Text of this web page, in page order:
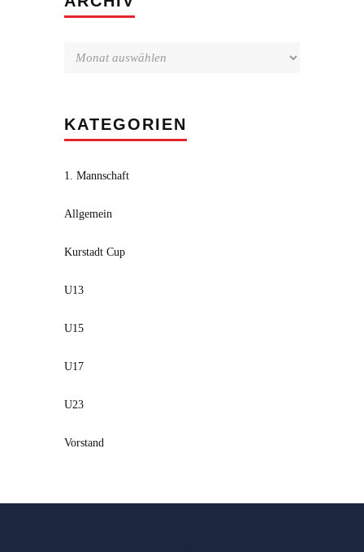
KATEGORIEN
1. Mannschaft
Allgemein
Kurstadt Cup
U13
U15
U17
U23
Vorstand